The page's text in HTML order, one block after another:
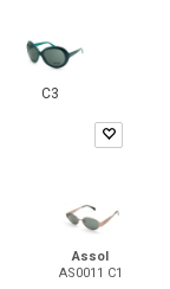
C3
Assol
AS0011 С1